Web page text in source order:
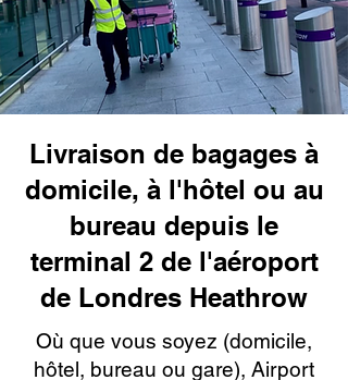
Livraison de bagages à
domicile, à l'hôtel ou au
bureau depuis le
terminal 2 de l'aéroport
de Londres Heathrow
Où que vous soyez (domicile,
hôtel, bureau ou gare), Airport